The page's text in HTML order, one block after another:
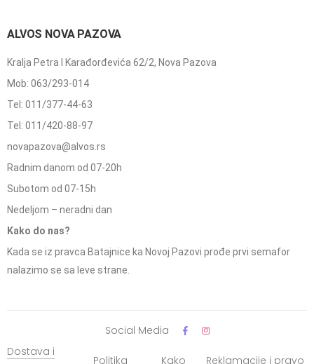
ALVOS NOVA PAZOVA
Kralja Petra I Karađorđevića 62/2, Nova Pazova
Mob: 063/293-014
Tel: 011/377-44-63
Tel: 011/420-88-97
novapazova@alvos.rs
Radnim danom od 07-20h
Subotom od 07-15h
Nedeljom – neradni dan
Kako do nas?
Kada se iz pravca Batajnice ka Novoj Pazovi prođe prvi semafor
nalazimo se sa leve strane.
Dostava i
Politika Kako Reklamacije i pravo
Social Media